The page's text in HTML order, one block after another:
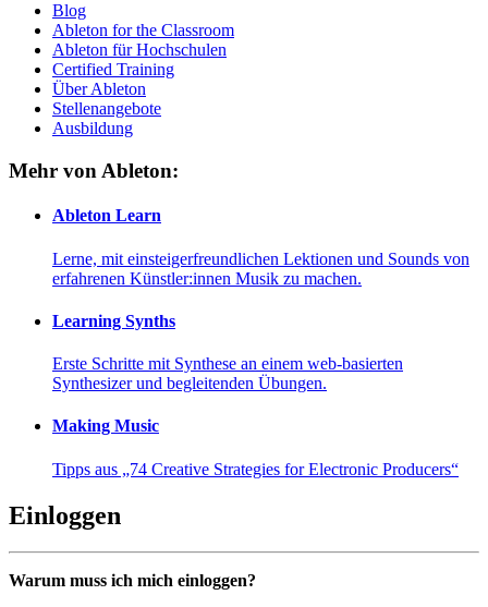
Blog
Ableton for the Classroom
Ableton für Hochschulen
Certified Training
Über Ableton
Stellenangebote
Ausbildung
Mehr von Ableton:
Ableton Learn
Lerne, mit einsteigerfreundlichen Lektionen und Sounds von
erfahrenen Künstler:innen Musik zu machen.
Learning Synths
Erste Schritte mit Synthese an einem web-basierten
Synthesizer und begleitenden Übungen.
Making Music
Tipps aus „74 Creative Strategies for Electronic Producers“
Einloggen
Warum muss ich mich einloggen?